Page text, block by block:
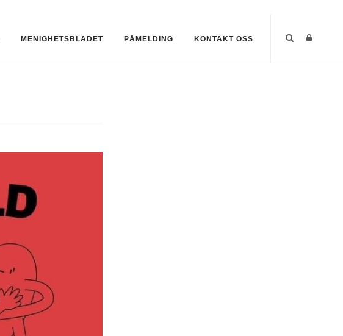
MENIGHETSBLADET PÅMELDING KONTAKT OSS